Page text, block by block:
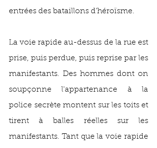
entrées des bataillons d'héroïsme.
La voie rapide au-dessus de la rue est
prise, puis perdue, puis reprise par les
manifestants. Des hommes dont on
soupçonne l'appartenance à la
police secrète montent sur les toits et
tirent à balles réelles sur les
manifestants. Tant que la voie rapide